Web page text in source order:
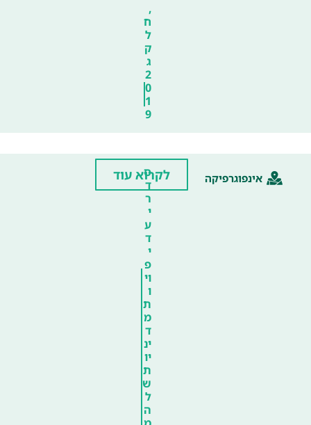
,
ח
ל
ק
ג
2
0
1
9
אינפוגרפיקה
ס
ד
ר
י
ע
ד
י
פ
וי
ו
ת
מ
ד
ינ
יו
ת
ש
ל
ה
לקרוא עוד